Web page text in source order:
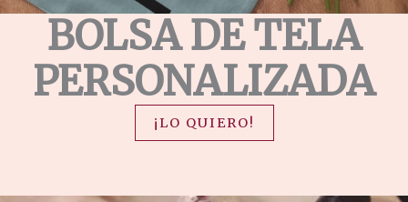
BOLSA DE TELA
PERSONALIZADA
¡LO QUIERO!